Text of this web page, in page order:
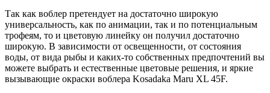
Так как воблер претендует на достаточно широкую
универсальность, как по анимации, так и по потенциальным
трофеям, то и цветовую линейку он получил достаточно
широкую. В зависимости от освещенности, от состояния
воды, от вида рыбы и каких-то собственных предпочтений вы
можете выбрать и естественные цветовые решения, и яркие
вызывающие окраски воблера Kosadaka Maru XL 45F.